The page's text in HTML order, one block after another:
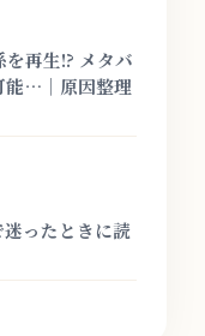
再生!? メタバ
能…｜原因整理
ったときに読